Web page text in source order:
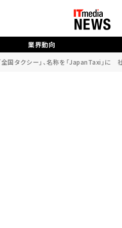
業界動向
全国タクシー」、名称を「JapanTaxi」に